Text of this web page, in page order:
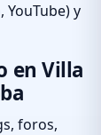
YouTube) y
en Villa
foros,